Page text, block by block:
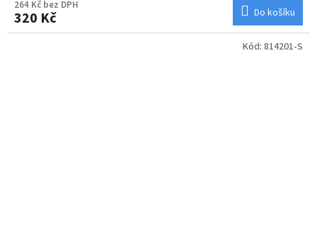
264 Kč bez DPH
320 Kč Do košíku
Kód: 814201-S